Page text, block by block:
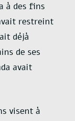
à des fins
restreint
déjà
de ses
avait
visent à